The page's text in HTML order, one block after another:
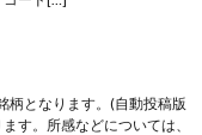
柄となります。(自動投稿版
す。所感などについては、